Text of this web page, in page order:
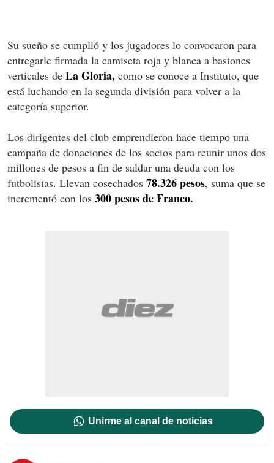
Su sueño se cumplió y los jugadores lo convocaron para
entregarle firmada la camiseta roja y blanca a bastones
verticales de La Gloria, como se conoce a Instituto, que
está luchando en la segunda división para volver a la
categoría superior.
Los dirigentes del club emprendieron hace tiempo una
campaña de donaciones de los socios para reunir unos dos
millones de pesos a fin de saldar una deuda con los
futbolistas. Llevan cosechados 78.326 pesos, suma que se
incrementó con los 300 pesos de Franco.
Unirme al canal de noticias